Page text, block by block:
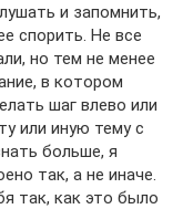
и запомнить,
спорить. Не все
но тем не менее
в котором
шаг влево или
или иную тему с
больше, я
так, а не иначе.
так, как это было